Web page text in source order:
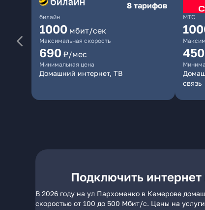
билайн
8 тарифов
1000 мбит/сек
Максимальная скорость
690 ₽/мес
Минимальная цена
Домашний интернет, ТВ
МТС
450
связь
Подключить
В 2026 году на ул Пархоменко в Кемерове
скоростью от 100 до 500 Мбит/с. Цены на